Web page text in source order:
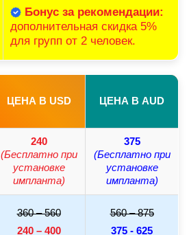
Бонус за рекомендации:
дополнительная скидка 5%
для групп от 2 человек.
ЦЕНА В USD ЦЕНА В AUD
240
(Бесплатно при
установке
импланта)
375
(Бесплатно при
установке
импланта)
360 – 560
240 – 400
560 – 875
375 - 625